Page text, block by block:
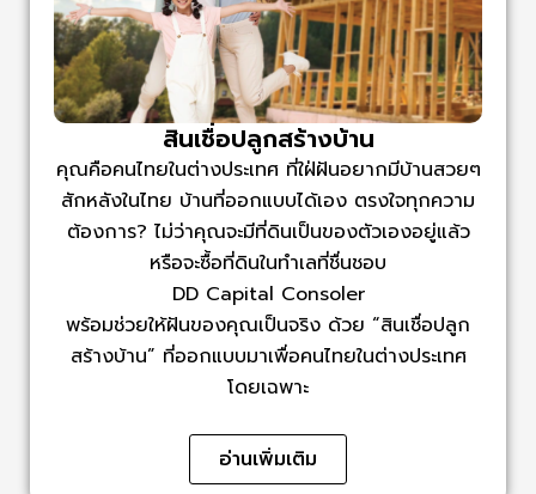
สินเชื่อปลูกสร้างบ้าน
คุณคือคนไทยในต่างประเทศ ที่ใฝ่ฝันอยากมีบ้านสวยๆ
สักหลังในไทย บ้านที่ออกแบบได้เอง ตรงใจทุกความ
ต้องการ? ไม่ว่าคุณจะมีที่ดินเป็นของตัวเองอยู่แล้ว
หรือจะซื้อที่ดินในทำเลที่ชื่นชอบ
DD Capital Consoler
พร้อมช่วยให้ฝันของคุณเป็นจริง ด้วย “สินเชื่อปลูก
สร้างบ้าน” ที่ออกแบบมาเพื่อคนไทยในต่างประเทศ
โดยเฉพาะ
อ่านเพิ่มเติม